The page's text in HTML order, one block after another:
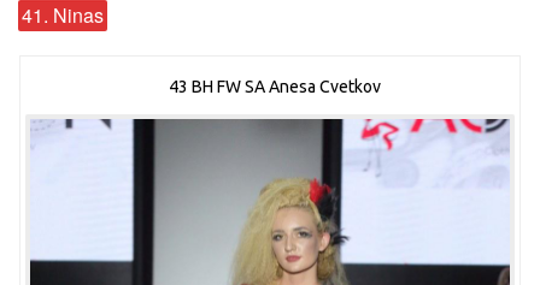
41. Ninas
43 BH FW SA Anesa Cvetkov